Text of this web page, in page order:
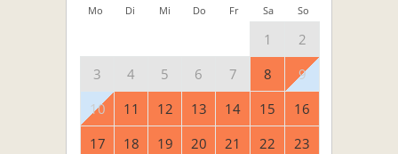
Mo Di Mi Do Fr Sa So
1
2
3
4 5 6 7 8
9
10
11 12 13 14 15
16
17
18 19 20 21 22
23